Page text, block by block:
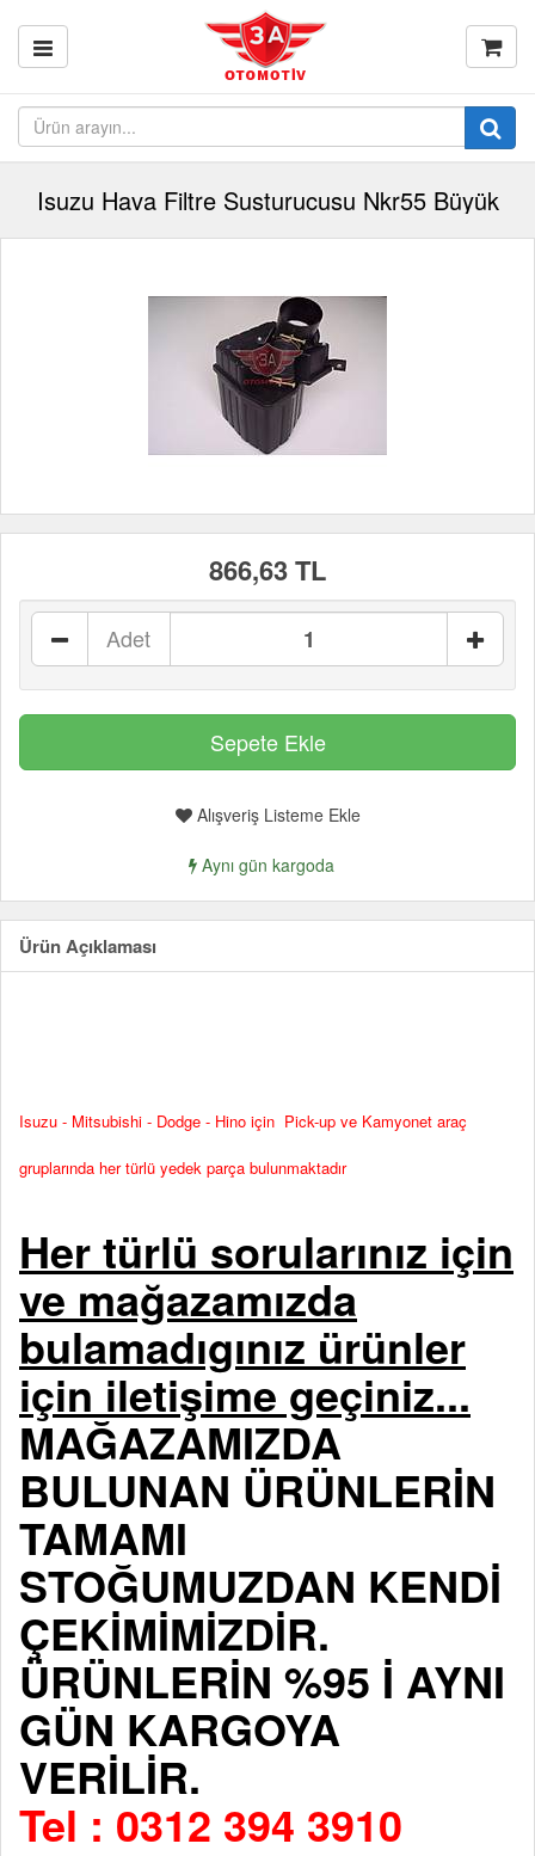
Isuzu Hava Filtre Susturucusu Nkr55 Büyük
866,63 TL
Adet
Alışveriş Listeme Ekle
Aynı gün kargoda
Ürün Açıklaması
Isuzu - Mitsubishi - Dodge - Hino için Pick-up ve Kamyonet araç
gruplarında her türlü yedek parça bulunmaktadır
Her türlü sorularınız için
ve mağazamızda
bulamadıgınız ürünler
için iletişime geçiniz...
MAĞAZAMIZDA
BULUNAN ÜRÜNLERİN
TAMAMI
STOĞUMUZDAN KENDİ
ÇEKİMİMİZDİR.
ÜRÜNLERİN %95 İ AYNI
GÜN KARGOYA
VERİLİR.
Tel : 0312 394 3910